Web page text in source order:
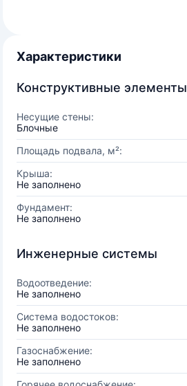
Характеристики
Конструктивные элементы
Несущие стены:
Блочные
Площадь подвала, м²:
Крыша:
Не заполнено
Фундамент:
Не заполнено
Инженерные системы
Водоотведение:
Не заполнено
Система водостоков:
Не заполнено
Газоснабжение:
Не заполнено